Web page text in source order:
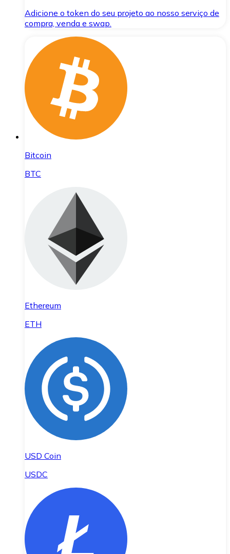
Adicione o token do seu projeto ao nosso serviço de
compra, venda e swap.
Bitcoin
BTC
Ethereum
ETH
USD Coin
USDC